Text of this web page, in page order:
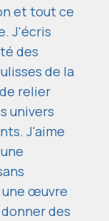
et tout ce
J'écris
des
de la
relier
univers
J'aime
une œuvre
des